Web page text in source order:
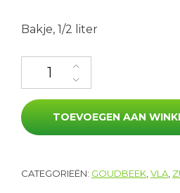
Bakje, 1/2 liter
Bananenvla (0.5 liter) aantal
TOEVOEGEN AAN
CATEGORIEËN: GOUDBEEK,VLA,